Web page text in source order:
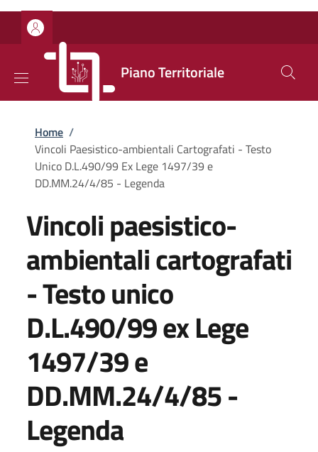
Salta al contenuto principale
Skip to footer content
Piano Territoriale
Briciole di pane
Home /
Vincoli Paesistico-ambientali Cartografati - Testo
Unico D.L.490/99 Ex Lege 1497/39 e
DD.MM.24/4/85 - Legenda
Vincoli paesistico-
ambientali cartografati
- Testo unico
D.L.490/99 ex Lege
1497/39 e
DD.MM.24/4/85 -
Legenda